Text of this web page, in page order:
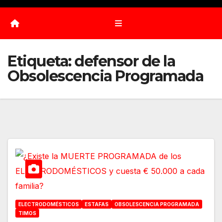
Etiqueta:defensor de la
Obsolescencia Programada
ELECTRODOMÉSTICOS ESTAFAS
OBSOLESCENCIA PROGRAMADA
TIMOS